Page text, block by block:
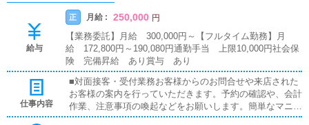
給与
正 月給 : 250,000 円
【業務委託】月給 300,000円～【フルタイム勤務】月
給 172,800円～190,080円通勤手当 上限10,000円社会保
険 完備昇給 あり賞与 あり
仕事内容
■対面接客・受付業務お客様からのお問合せや来店された
お客様の案内を行っていただきます。予約の確認や、会計
作業、注意事項の喚起などをお願いします。簡単なマニュ
アルや、先輩スタッフに付いて業務内容を見ながら徐々に